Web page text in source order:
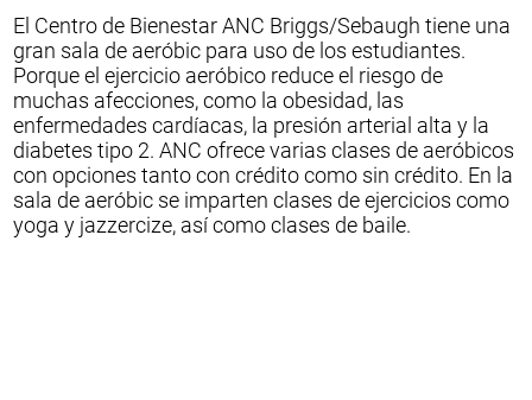
El Centro de Bienestar ANC Briggs/Sebaugh tiene una
gran sala de aeróbic para uso de los estudiantes.
Porque el ejercicio aeróbico reduce el riesgo de
muchas afecciones, como la obesidad, las
enfermedades cardíacas, la presión arterial alta y la
diabetes tipo 2. ANC ofrece varias clases de aeróbicos
con opciones tanto con crédito como sin crédito. En la
sala de aeróbic se imparten clases de ejercicios como
yoga y jazzercize, así como clases de baile.